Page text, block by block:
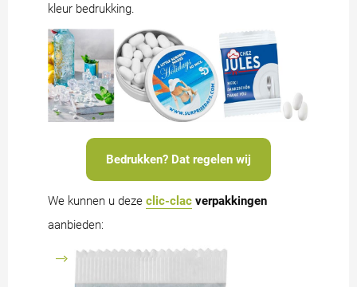
kleur bedrukking.
Bedrukken? Dat regelen wij
We kunnen u deze clic-clac verpakkingen
aanbieden: